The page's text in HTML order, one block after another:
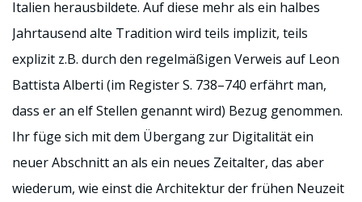
Italien herausbildete. Auf diese mehr als ein halbes
Jahrtausend alte Tradition wird teils implizit, teils
explizit z.B. durch den regelmäßigen Verweis auf Leon
Battista Alberti (im Register S. 738–740 erfährt man,
dass er an elf Stellen genannt wird) Bezug genommen.
Ihr füge sich mit dem Übergang zur Digitalität ein
neuer Abschnitt an als ein neues Zeitalter, das aber
wiederum, wie einst die Architektur der frühen Neuzeit